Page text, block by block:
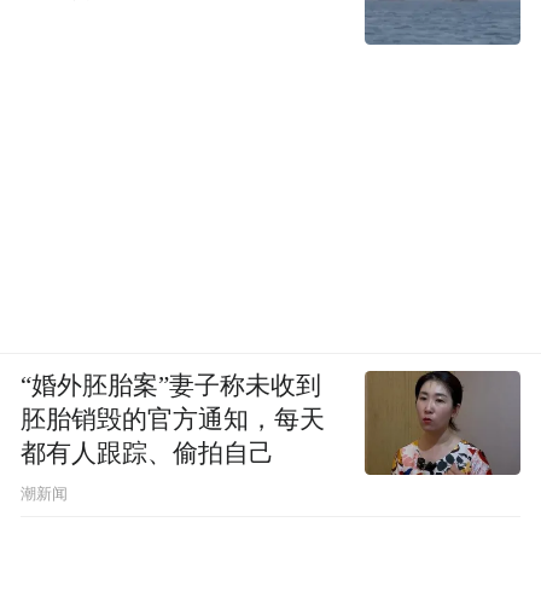
“婚外胚胎案”妻子称未收到
胚胎销毁的官方通知，每天
都有人跟踪、偷拍自己
潮新闻